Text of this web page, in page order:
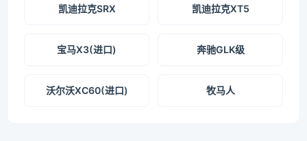
凯迪拉克SRX 凯迪拉克XT5
宝马X3(进口) 奔驰GLK级
沃尔沃XC60(进口) 牧马人